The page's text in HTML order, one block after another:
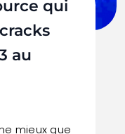
qui
au
mieux que